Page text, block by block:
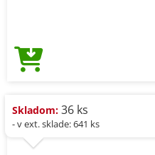
Skladom: 36 ks
- v ext. sklade: 641 ks